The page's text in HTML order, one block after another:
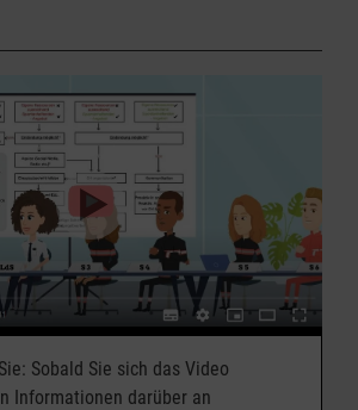
Sobald Sie sich das Video
Informationen darüber an